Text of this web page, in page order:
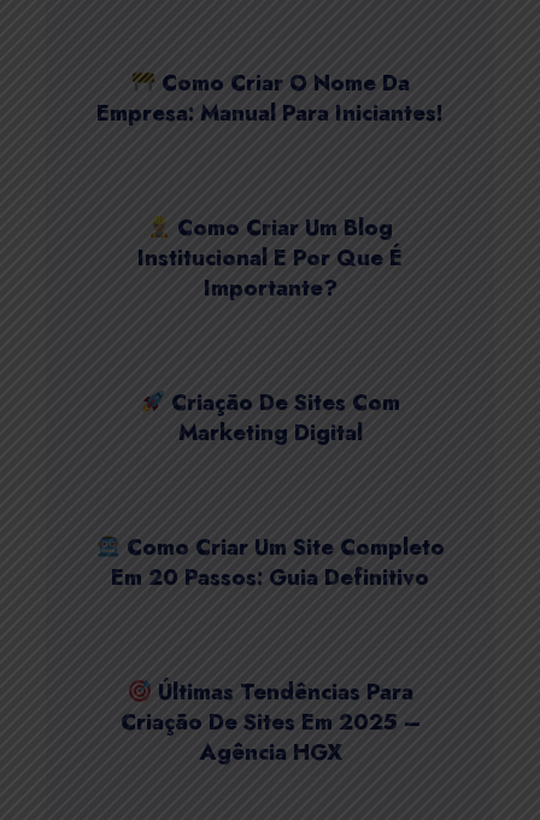
Como Criar O Nome Da
Empresa: Manual Para Iniciantes!
Como Criar Um Blog
Institucional E Por Que É
Importante?
Criação De Sites Com
Marketing Digital
Como Criar Um Site Completo
Em 20 Passos: Guia Definitivo
Últimas Tendências Para
Criação De Sites Em 2025 –
Agência HGX